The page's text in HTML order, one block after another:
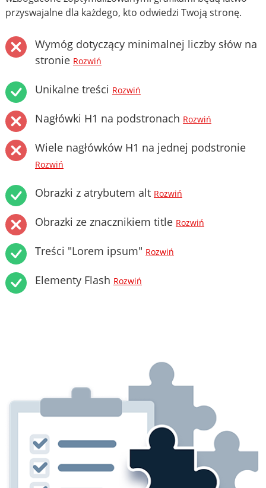
przyswajalne dla każdego, kto odwiedzi Twoją stronę.
Wymóg dotyczący minimalnej liczby słów na
stronie Rozwiń
Unikalne treści Rozwiń
Nagłówki H1 na podstronach Rozwiń
Wiele nagłówków H1 na jednej podstronie
Rozwiń
Obrazki z atrybutem alt Rozwiń
Obrazki ze znacznikiem title Rozwiń
Treści "Lorem ipsum" Rozwiń
Elementy Flash Rozwiń